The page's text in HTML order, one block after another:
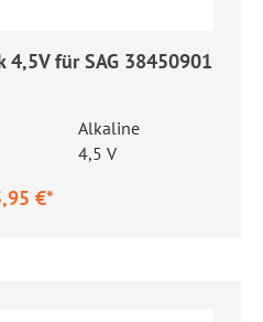
4,5V für SAG 38450901
Alkaline
4,5 V
€*